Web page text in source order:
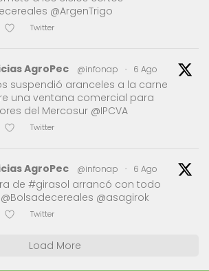
@ArgenTrigo
Twitter
AgroPec @infonap · 6 Ago
suspendió aranceles a la carne
una ventana comercial para
del Mercosur @IPCVA
Twitter
AgroPec @infonap · 6 Ago
de #girasol arrancó con todo
@Bolsadecereales @asagirok
Twitter
Load More